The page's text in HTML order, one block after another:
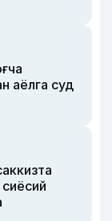
аёлга суд